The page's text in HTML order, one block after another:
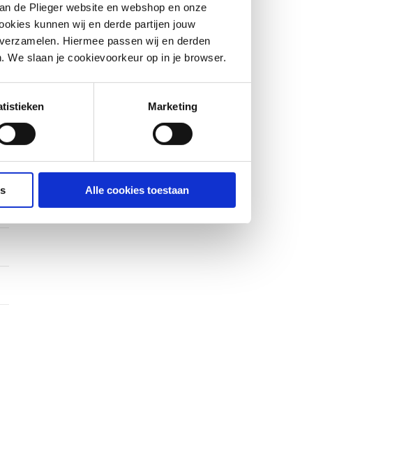
de Plieger website en webshop en onze
kunnen wij en derde partijen jouw
Hiermee passen wij en derden
slaan je cookievoorkeur op in je browser.
Marketing
Alle cookies toestaan